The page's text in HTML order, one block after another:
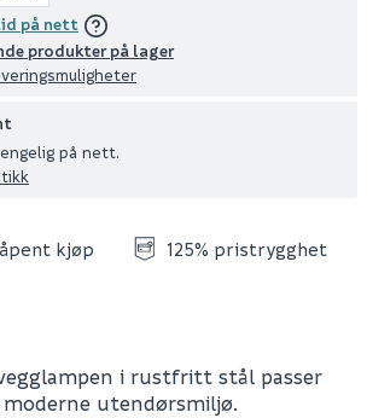
på nett
produkter på lager
på nett.
kjøp 125% pristrygghet
i rustfritt stål passer
utendørsmiljø.